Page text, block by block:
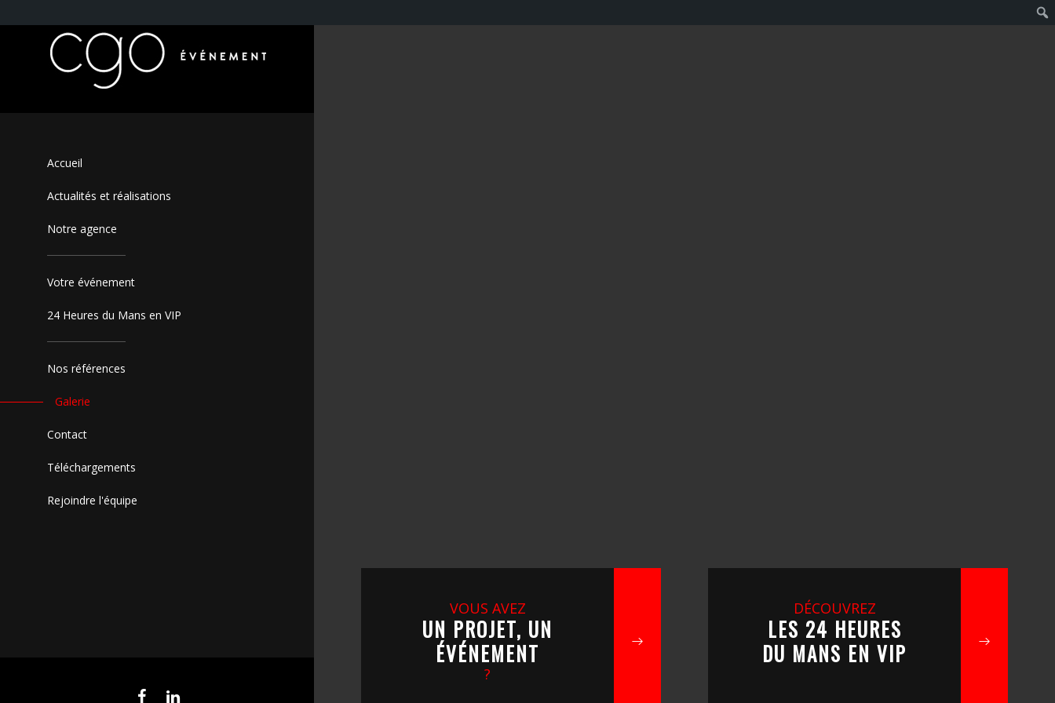
Accueil
Actualités et réalisations
Notre agence
Votre événement
24 Heures du Mans en VIP
Nos références
Galerie
Contact
Téléchargements
Rejoindre l'équipe
VOUS AVEZ
UN PROJET, UN
ÉVÉNEMENT
?
DÉCOUVREZ
LES 24 HEURES
DU MANS EN VIP